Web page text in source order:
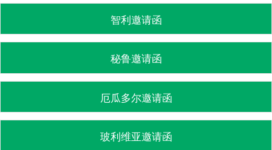
智利邀请函
秘鲁邀请函
厄瓜多尔邀请函
玻利维亚邀请函